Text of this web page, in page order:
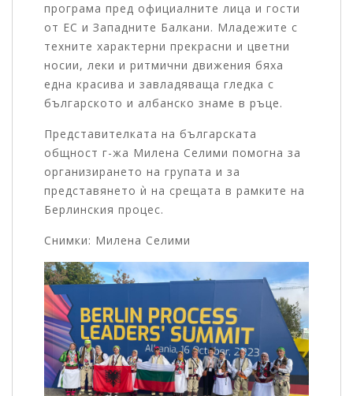
програма пред официалните лица и гости
от ЕС и Западните Балкани. Младежите с
техните характерни прекрасни и цветни
носии, леки и ритмични движения бяха
една красива и завладяваща гледка с
българското и албанско знаме в ръце.
Представителката на българската
общност г-жа Милена Селими помогна за
организирането на групата и за
представянето ѝ на срещата в рамките на
Берлинския процес.
Снимки: Милена Селими